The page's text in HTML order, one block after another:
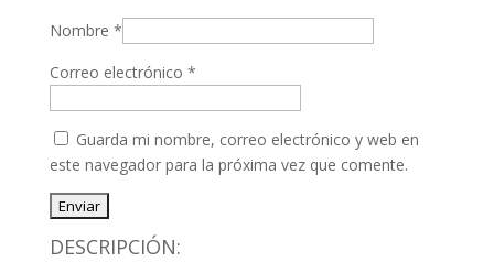
Nombre *
Correo electrónico *
Guarda mi nombre, correo electrónico y web en
este navegador para la próxima vez que comente.
DESCRIPCIÓN: